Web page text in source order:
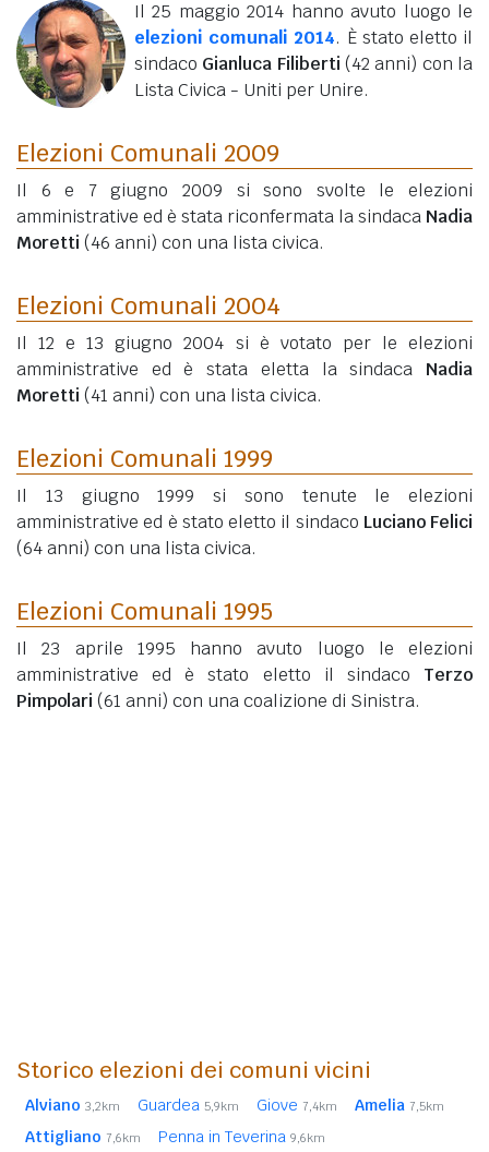
Il 25 maggio 2014 hanno avuto luogo le
elezioni comunali 2014. È stato eletto il
sindaco Gianluca Filiberti (42 anni) con la
Lista Civica - Uniti per Unire.
Elezioni Comunali 2009
Il 6 e 7 giugno 2009 si sono svolte le elezioni
amministrative ed è stata riconfermata la sindaca Nadia
Moretti (46 anni) con una lista civica.
Elezioni Comunali 2004
Il 12 e 13 giugno 2004 si è votato per le elezioni
amministrative ed è stata eletta la sindaca Nadia
Moretti (41 anni) con una lista civica.
Elezioni Comunali 1999
Il 13 giugno 1999 si sono tenute le elezioni
amministrative ed è stato eletto il sindaco Luciano Felici
(64 anni) con una lista civica.
Elezioni Comunali 1995
Il 23 aprile 1995 hanno avuto luogo le elezioni
amministrative ed è stato eletto il sindaco Terzo
Pimpolari (61 anni) con una coalizione di Sinistra.
Storico elezioni dei comuni vicini
Alviano 3,2km Guardea 5,9km Giove 7,4km Amelia 7,5km
Attigliano 7,6km Penna in Teverina 9,6km